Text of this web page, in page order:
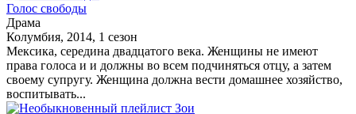
Голос свободы
Драма
Колумбия, 2014, 1 сезон
Мексика, середина двадцатого века. Женщины не имеют
права голоса и и должны во всем подчиняться отцу, а затем
своему супругу. Женщина должна вести домашнее хозяйство,
воспитывать...